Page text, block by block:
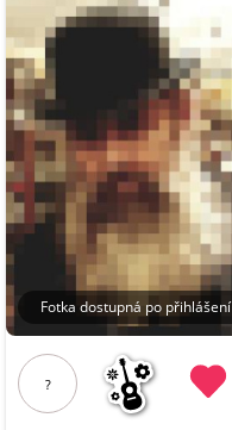
Fotka dostupná po přihlášení
?